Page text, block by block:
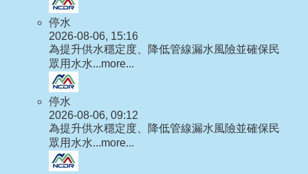
停水
2026-08-06, 15:16
為提升供水穩定度、降低管線漏水風險並確保民
眾用水水...more...
停水
2026-08-06, 09:12
為提升供水穩定度、降低管線漏水風險並確保民
眾用水水...more...